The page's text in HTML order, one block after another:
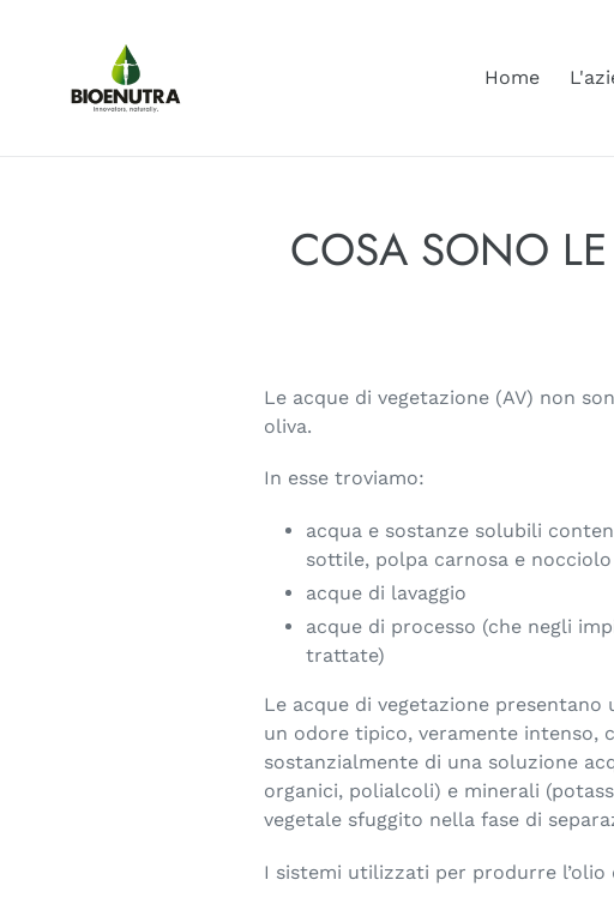
contenuti
Home
COSA SONO
Le acque di vegetazione (AV) non
oliva.
In esse troviamo:
acqua e sostanze solubili
sottile, polpa carnosa e
acque di lavaggio
acque di processo (che negli
trattate)
Le acque di vegetazione
un odore tipico, veramente intenso,
sostanzialmente di una soluzione
organici, polialcoli) e minerali
vegetale sfuggito nella fase di
I sistemi utilizzati per produrre l’olio